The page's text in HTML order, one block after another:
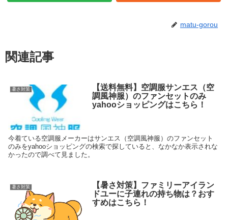
matu-gorou
関連記事
暑さ対策
【送料無料】空調服サンエス（空
調風神服）のファンセットのみ
yahooショッピングはこちら！
今着ている空調服メーカーはサンエス（空調風神服）のファンセット
のみをyahooショッピングの検索で探していると、なかなか表示されな
かったので調べて見ました。
暑さ対策
【暑さ対策】ファミリーアイラン
ドユーに子連れの持ち物は？おす
すめはこちら！